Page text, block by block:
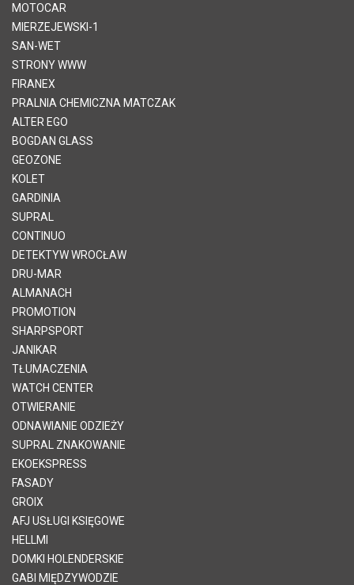
MOTOCAR
MIERZEJEWSKI-1
SAN-WET
STRONY WWW
FIRANEX
PRALNIA CHEMICZNA MATCZAK
ALTER EGO
BOGDAN GLASS
GEOZONE
KOLET
GARDINIA
SUPRAL
CONTINUO
DETEKTYW WROCŁAW
DRU-MAR
ALMANACH
PROMOTION
SHARPSPORT
JANIKAR
TŁUMACZENIA
WATCH CENTER
OTWIERANIE
ODNAWIANIE ODZIEŻY
SUPRAL ZNAKOWANIE
EKOEKSPRESS
FASADY
GROIX
AFJ USŁUGI KSIĘGOWE
HELLMI
DOMKI HOLENDERSKIE
GABI MIĘDZYWODZIE